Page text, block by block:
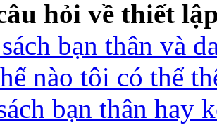
hỏi về thiết
bạn thân và
nào tôi có thể
bạn thân hay